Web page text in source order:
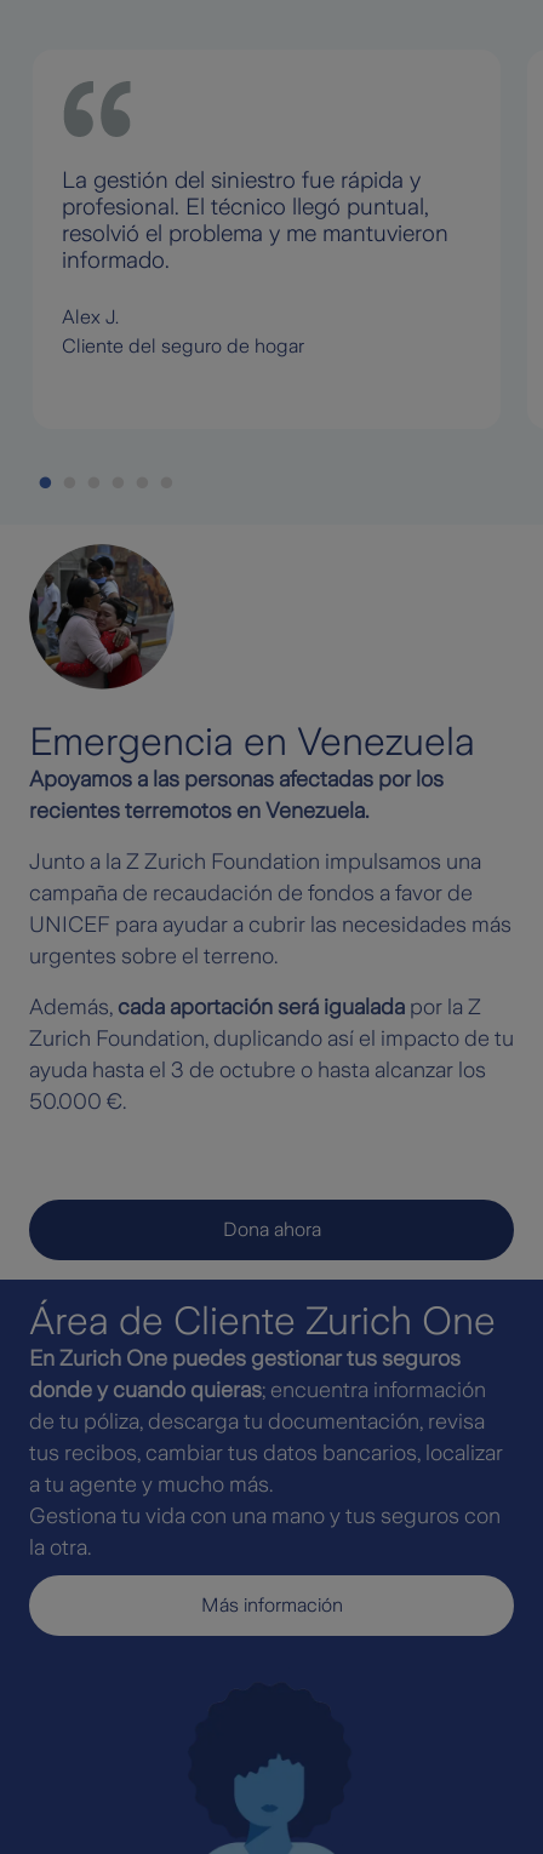
La gestión del siniestro fue rápida y
profesional. El técnico llegó puntual,
resolvió el problema y me mantuvieron
informado.
Alex J.
Cliente del seguro de hogar
Emergencia en Venezuela
Apoyamos a las personas afectadas por los
recientes terremotos en Venezuela.
Junto a la Z Zurich Foundation impulsamos una
campaña de recaudación de fondos a favor de
UNICEF para ayudar a cubrir las necesidades más
urgentes sobre el terreno.
Además, cada aportación será igualada por la Z
Zurich Foundation, duplicando así el impacto de tu
ayuda hasta el 3 de octubre o hasta alcanzar los
50.000 €.
Dona ahora
Área de Cliente Zurich One
En Zurich One puedes gestionar tus seguros
donde y cuando quieras; encuentra información
de tu póliza, descarga tu documentación, revisa
tus recibos, cambiar tus datos bancarios, localizar
a tu agente y mucho más.
Gestiona tu vida con una mano y tus seguros con
la otra.
Más información